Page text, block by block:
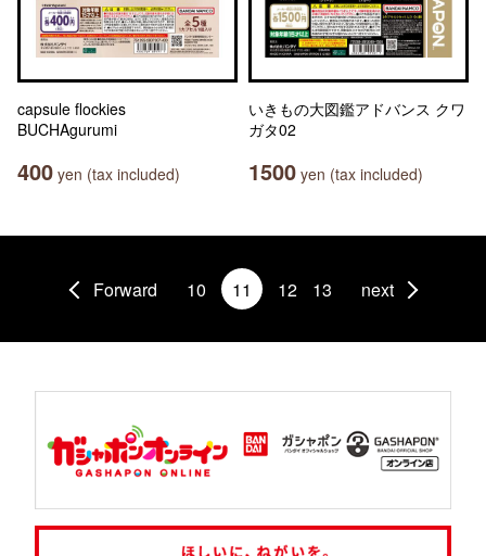
capsule flockies
BUCHAgurumi
400 yen (tax included)
いきもの大図鑑アドバンス クワ
ガタ02
1500 yen (tax included)
Forward 10 11 12 13 next